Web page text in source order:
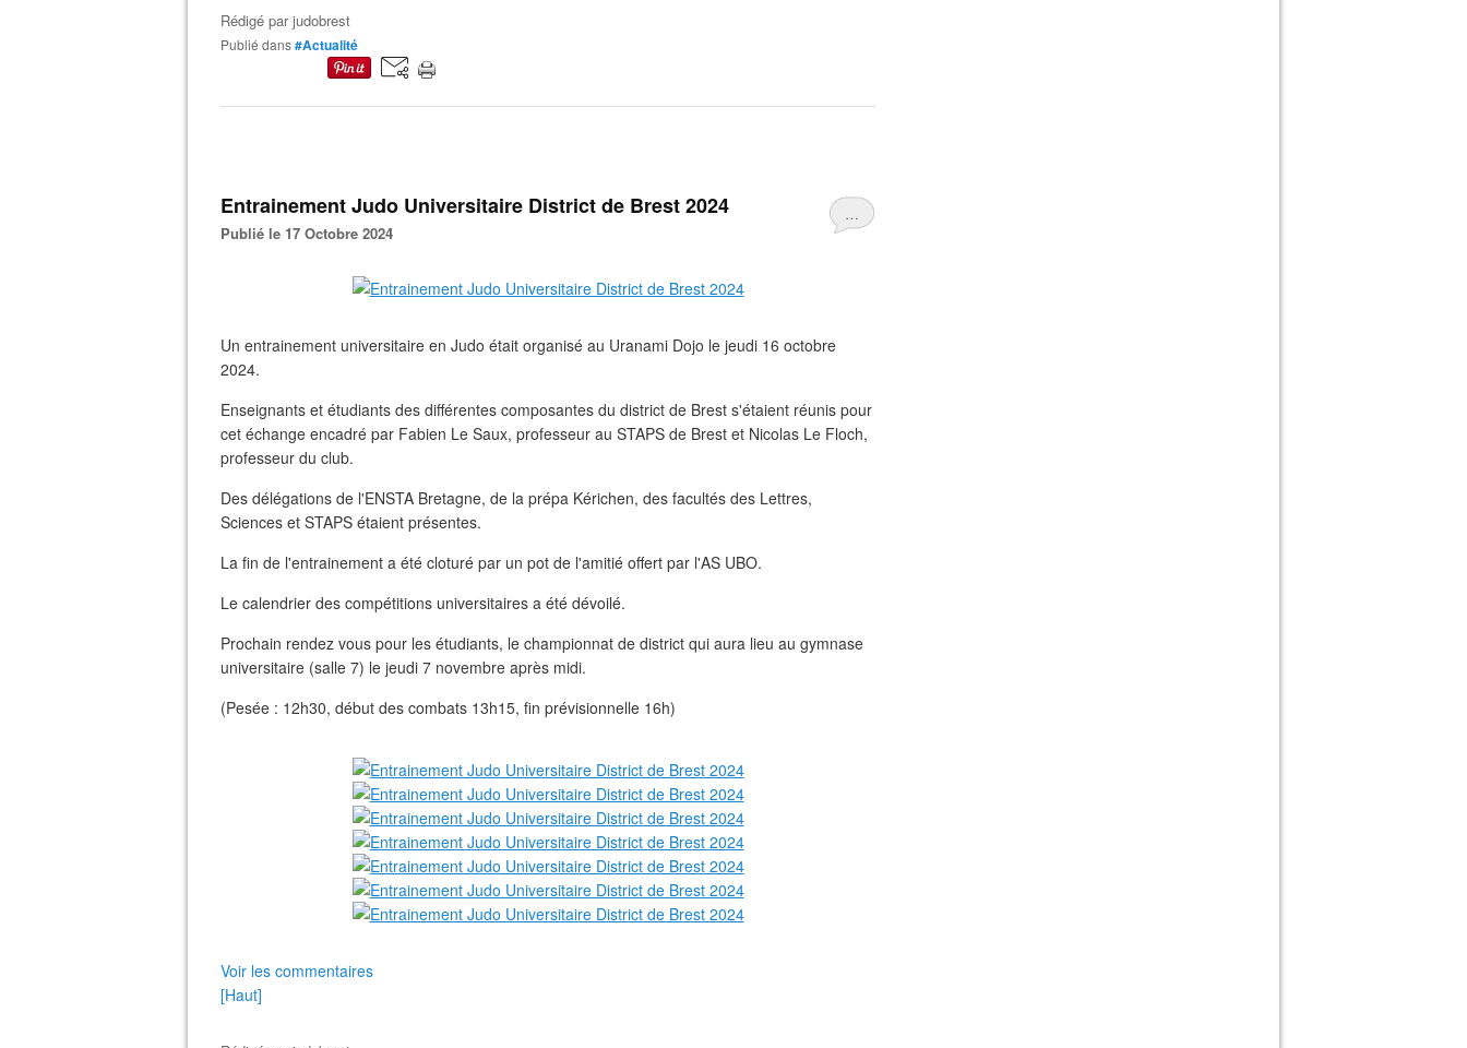
Rédigé parjudobrest
Publié dans#Actualité
…
Entrainement Judo Universitaire District de Brest 2024
Publié le 17 Octobre 2024
Un entrainement universitaire en Judo était organisé au Uranami Dojo le jeudi 16 octobre
2024.
Enseignants et étudiants des différentes composantes du district de Brest s'étaient réunis pour
cet échange encadré par Fabien Le Saux, professeur au STAPS de Brest et Nicolas Le Floch,
professeur du club.
Des délégations de l'ENSTA Bretagne, de la prépa Kérichen, des facultés des Lettres,
Sciences et STAPS étaient présentes.
La fin de l'entrainement a été cloturé par un pot de l'amitié offert par l'AS UBO.
Le calendrier des compétitions universitaires a été dévoilé.
Prochain rendez vous pour les étudiants, le championnat de district qui aura lieu au gymnase
universitaire (salle 7) le jeudi 7 novembre après midi.
(Pesée : 12h30, début des combats 13h15, fin prévisionnelle 16h)
Voir les commentaires
[Haut]